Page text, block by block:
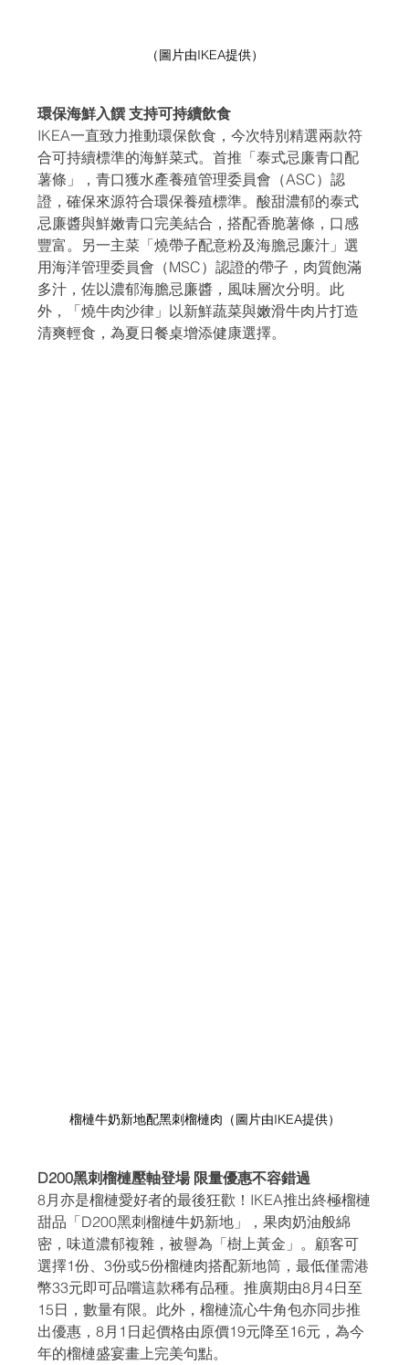
（圖片由IKEA提供）
環保海鮮入饌 支持可持續飲食
IKEA一直致力推動環保飲食，今次特別精選兩款符
合可持續標準的海鮮菜式。首推「泰式忌廉青口配
薯條」，青口獲水產養殖管理委員會（ASC）認
證，確保來源符合環保養殖標準。酸甜濃郁的泰式
忌廉醬與鮮嫩青口完美結合，搭配香脆薯條，口感
豐富。另一主菜「燒帶子配意粉及海膽忌廉汁」選
用海洋管理委員會（MSC）認證的帶子，肉質飽滿
多汁，佐以濃郁海膽忌廉醬，風味層次分明。此
外，「燒牛肉沙律」以新鮮蔬菜與嫩滑牛肉片打造
清爽輕食，為夏日餐桌增添健康選擇。
榴槤牛奶新地配黑刺榴槤肉（圖片由IKEA提供）
D200黑刺榴槤壓軸登場 限量優惠不容錯過
8月亦是榴槤愛好者的最後狂歡！IKEA推出終極榴槤
甜品「D200黑刺榴槤牛奶新地」，果肉奶油般綿
密，味道濃郁複雜，被譽為「樹上黃金」。顧客可
選擇1份、3份或5份榴槤肉搭配新地筒，最低僅需港
幣33元即可品嚐這款稀有品種。推廣期由8月4日至
15日，數量有限。此外，榴槤流心牛角包亦同步推
出優惠，8月1日起價格由原價19元降至16元，為今
年的榴槤盛宴畫上完美句點。